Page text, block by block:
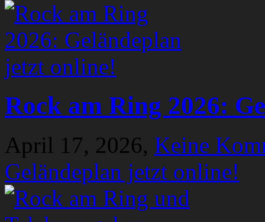
Rock am Ring 2026:
April 17, 2026, Keine
Geländeplan jetzt online!